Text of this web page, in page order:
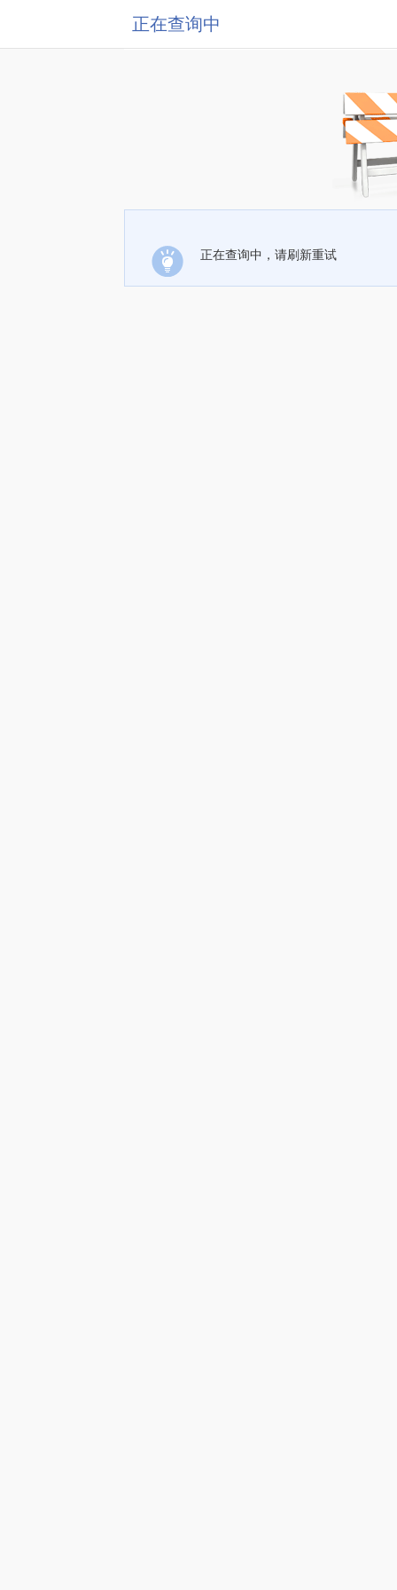
正在查询中
正在查询中，请刷新重试